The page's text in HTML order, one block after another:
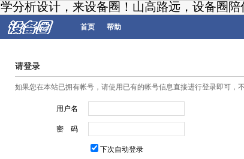
学分析设计，来设备圈！山高路远，设备圈陪
首页 帮助
请登录
如果您在本站已拥有帐号，请使用已有的帐号信息直接进行登录即可，不
用户名
密 码
下次自动登录